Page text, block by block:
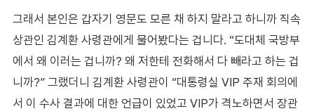
그래서 본인은 갑자기 영문도 모른 채 하지 말라고 하니까 직속
상관인 김계환 사령관에게 물어봤다는 겁니다. “도대체 국방부
에서 왜 이러는 겁니까? 왜 저한테 전화해서 다 빼라고 하는 겁
니까?” 그랬더니 김계환 사령관이 “대통령실 VIP 주재 회의에
서 이 수사 결과에 대한 언급이 있었고 VIP가 격노하면서 장관